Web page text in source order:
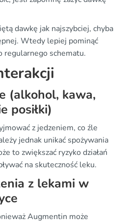
dawkę jak najszybciej, chyba
Wtedy lepiej pominąć
regularnego schematu.
(alkohol, kawa,
posiłki)
z jedzeniem, co źle
jednak unikać spożywania
to zwiększać ryzyko działań
na skuteczność leku.
z lekami w
Augmentin może